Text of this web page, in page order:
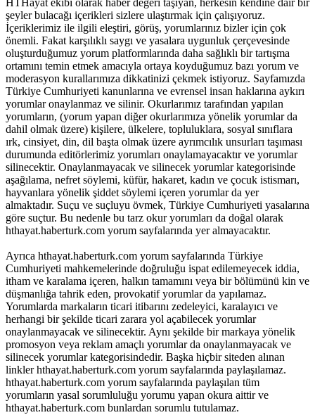
HTHayat ekibi olarak haber değeri taşıyan, herkesin kendine dair bir
şeyler bulacağı içerikleri sizlere ulaştırmak için çalışıyoruz.
İçeriklerimiz ile ilgili eleştiri, görüş, yorumlarınız bizler için çok
önemli. Fakat karşılıklı saygı ve yasalara uygunluk çerçevesinde
oluşturduğumuz yorum platformlarında daha sağlıklı bir tartışma
ortamını temin etmek amacıyla ortaya koyduğumuz bazı yorum ve
moderasyon kurallarımıza dikkatinizi çekmek istiyoruz. Sayfamızda
Türkiye Cumhuriyeti kanunlarına ve evrensel insan haklarına aykırı
yorumlar onaylanmaz ve silinir. Okurlarımız tarafından yapılan
yorumların, (yorum yapan diğer okurlarımıza yönelik yorumlar da
dahil olmak üzere) kişilere, ülkelere, topluluklara, sosyal sınıflara
ırk, cinsiyet, din, dil başta olmak üzere ayrımcılık unsurları taşıması
durumunda editörlerimiz yorumları onaylamayacaktır ve yorumlar
silinecektir. Onaylanmayacak ve silinecek yorumlar kategorisinde
aşağılama, nefret söylemi, küfür, hakaret, kadın ve çocuk istismarı,
hayvanlara yönelik şiddet söylemi içeren yorumlar da yer
almaktadır. Suçu ve suçluyu övmek, Türkiye Cumhuriyeti yasalarına
göre suçtur. Bu nedenle bu tarz okur yorumları da doğal olarak
hthayat.haberturk.com yorum sayfalarında yer almayacaktır.
Ayrıca hthayat.haberturk.com yorum sayfalarında Türkiye
Cumhuriyeti mahkemelerinde doğruluğu ispat edilemeyecek iddia,
itham ve karalama içeren, halkın tamamını veya bir bölümünü kin ve
düşmanlığa tahrik eden, provokatif yorumlar da yapılamaz.
Yorumlarda markaların ticari itibarını zedeleyici, karalayıcı ve
herhangi bir şekilde ticari zarara yol açabilecek yorumlar
onaylanmayacak ve silinecektir. Aynı şekilde bir markaya yönelik
promosyon veya reklam amaçlı yorumlar da onaylanmayacak ve
silinecek yorumlar kategorisindedir. Başka hiçbir siteden alınan
linkler hthayat.haberturk.com yorum sayfalarında paylaşılamaz.
hthayat.haberturk.com yorum sayfalarında paylaşılan tüm
yorumların yasal sorumluluğu yorumu yapan okura aittir ve
hthayat.haberturk.com bunlardan sorumlu tutulamaz.